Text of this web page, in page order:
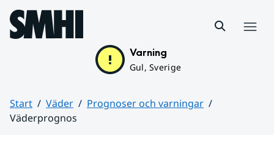
Hoppa till sidans innehåll
Varning
Gul, Sverige
Start Väder
Prognoser och varningar
Väderprognos